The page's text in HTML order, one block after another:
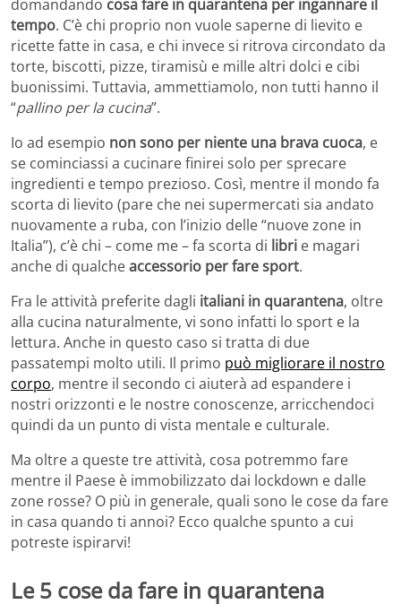
domandando cosa fare in quarantena per ingannare il
tempo. C’è chi proprio non vuole saperne di lievito e
ricette fatte in casa, e chi invece si ritrova circondato da
torte, biscotti, pizze, tiramisù e mille altri dolci e cibi
buonissimi. Tuttavia, ammettiamolo, non tutti hanno il
“pallino per la cucina”.
Io ad esempio non sono per niente una brava cuoca, e
se cominciassi a cucinare finirei solo per sprecare
ingredienti e tempo prezioso. Così, mentre il mondo fa
scorta di lievito (pare che nei supermercati sia andato
nuovamente a ruba, con l’inizio delle “nuove zone in
Italia”), c’è chi – come me – fa scorta di libri e magari
anche di qualcheaccessorio per fare sport.
Fra le attività preferite dagli italiani in quarantena, oltre
alla cucina naturalmente, vi sono infatti lo sport e la
lettura. Anche in questo caso si tratta di due
passatempi molto utili. Il primo può migliorare il nostro
corpo, mentre il secondo ci aiuterà ad espandere i
nostri orizzonti e le nostre conoscenze, arricchendoci
quindi da un punto di vista mentale e culturale.
Ma oltre a queste tre attività, cosa potremmo fare
mentre il Paese è immobilizzato dai lockdown e dalle
zone rosse? O più in generale, quali sono le cose da fare
in casa quando ti annoi? Ecco qualche spunto a cui
potreste ispirarvi!
Le 5 cose da fare in quarantena